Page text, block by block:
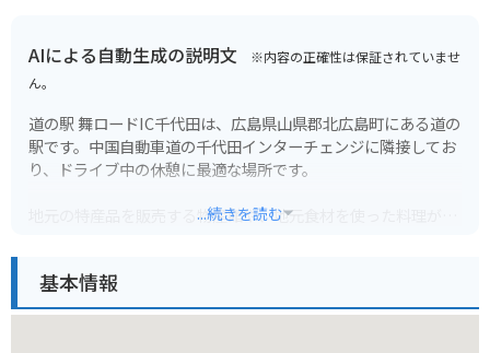
AIによる自動生成の説明文 ※内容の正確性は保証されていませ
ん。
道の駅 舞ロードIC千代田は、広島県山県郡北広島町にある道の
駅です。中国自動車道の千代田インターチェンジに隣接してお
り、ドライブ中の休憩に最適な場所です。
地元の特産品を販売する物産館や、地元食材を使った料理が楽
るので、ツーリングの休憩場所としてもおすすめです。
...続きを読む
基本情報